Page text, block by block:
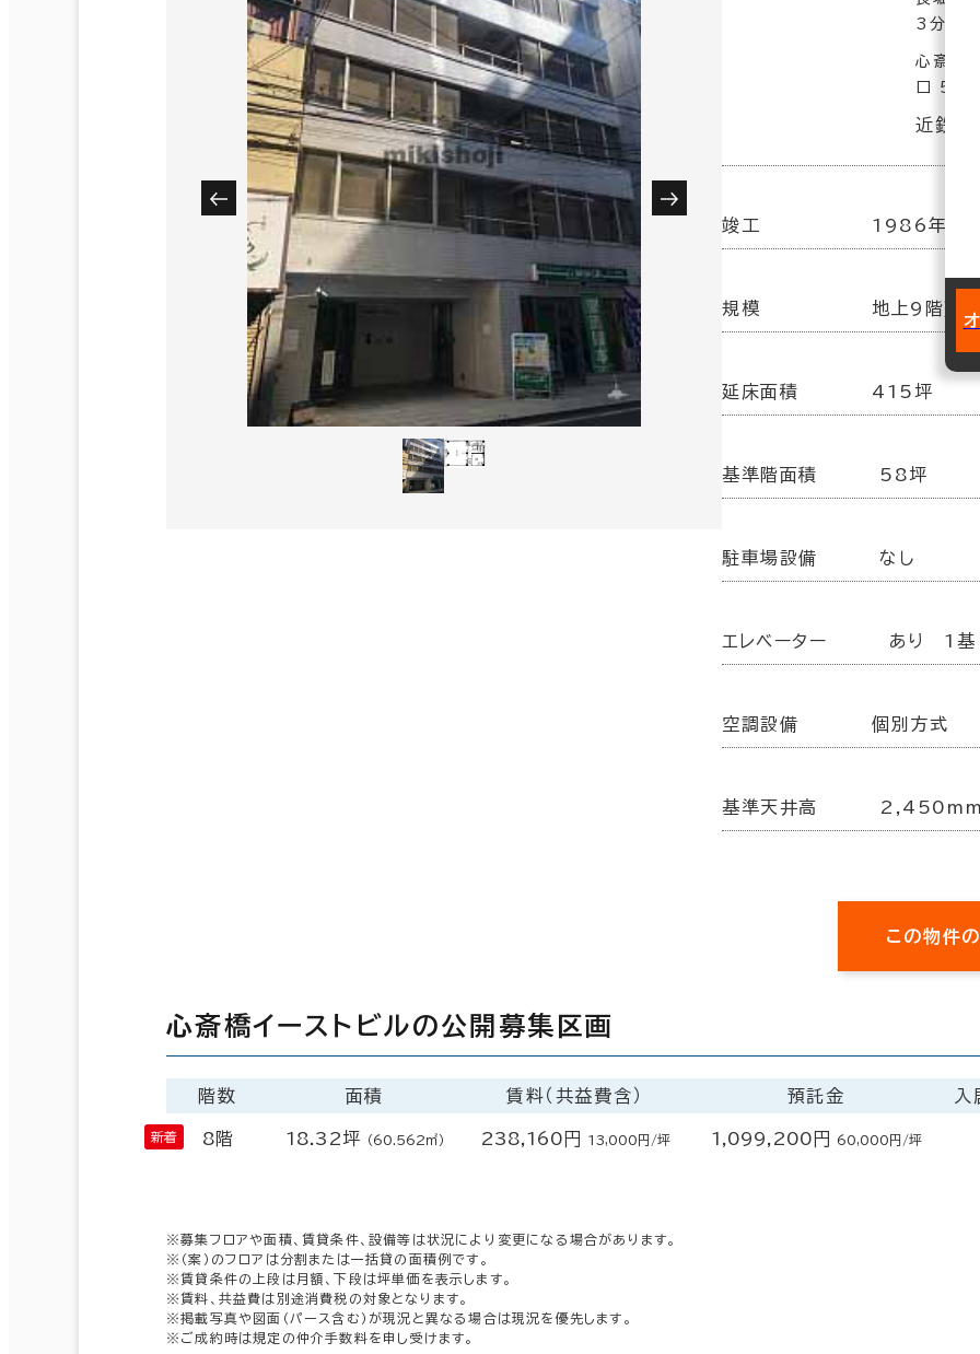
3分
心斎橋
口 5分
近鉄
竣工 1986年11
規模 地上9階建
延床面積 415坪
基準階面積 58坪
駐車場設備 なし
エレベーター あり 1基
空調設備 個別方式
基準天井高
この物件
心斎橋イーストビルの公開募集区画
階数 面積 賃料（共益費含） 預託金 入
8階 18.32坪 （60.562㎡） 238,160円 13,000円/坪 1,099,200円 60,000円/坪
※募集フロアや面積、賃貸条件、設備等は状況により変更になる場合があります。
※（案）のフロアは分割または一括貸の面積例です。
※賃貸条件の上段は月額、下段は坪単価を表示します。
※賃料、共益費は別途消費税の対象となります。
※掲載写真や図面（パース含む）が現況と異なる場合は現況を優先します。
※ご成約時は規定の仲介手数料を申し受けます。